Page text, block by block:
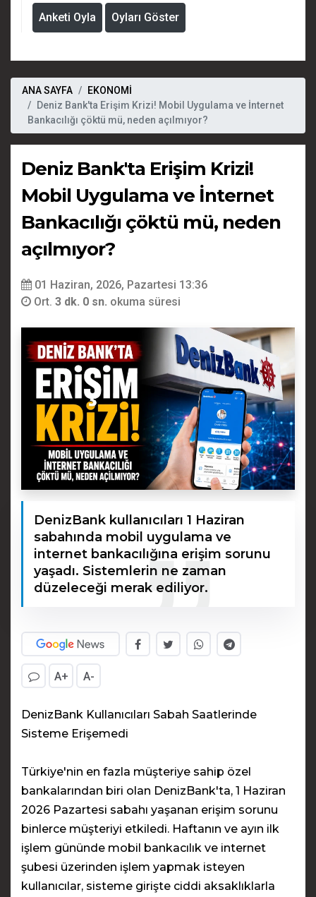
Anketi Oyla Oyları Göster
ANA SAYFA
EKONOMİ
Deniz Bank'ta Erişim Krizi! Mobil Uygulama ve İnternet
Bankacılığı çöktü mü, neden açılmıyor?
Deniz Bank'ta Erişim Krizi!
Mobil Uygulama ve İnternet
Bankacılığı çöktü mü, neden
açılmıyor?
01 Haziran, 2026, Pazartesi 13:36
Ort. 3 dk. 0 sn. okuma süresi
DenizBank kullanıcıları 1 Haziran
sabahında mobil uygulama ve
internet bankacılığına erişim sorunu
yaşadı. Sistemlerin ne zaman
düzeleceği merak ediliyor.
A+ A-
DenizBank Kullanıcıları Sabah Saatlerinde
Sisteme Erişemedi
Türkiye'nin en fazla müşteriye sahip özel
bankalarından biri olan DenizBank'ta, 1 Haziran
2026 Pazartesi sabahı yaşanan erişim sorunu
binlerce müşteriyi etkiledi. Haftanın ve ayın ilk
işlem gününde mobil bankacılık ve internet
şubesi üzerinden işlem yapmak isteyen
kullanıcılar, sisteme girişte ciddi aksaklıklarla